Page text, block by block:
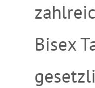
Bisex